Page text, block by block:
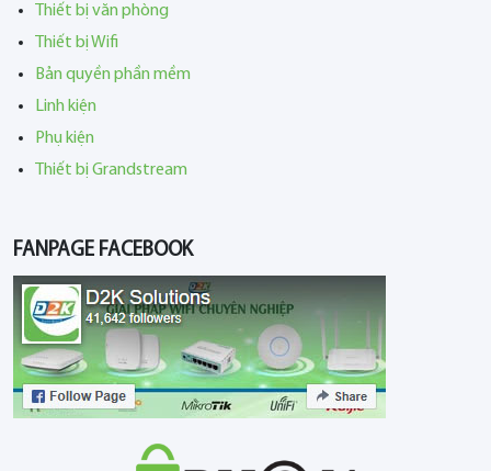
Thiết bị văn phòng
Thiết bị Wifi
Bản quyền phần mềm
Linh kiện
Phụ kiện
Thiết bị Grandstream
FANPAGE FACEBOOK